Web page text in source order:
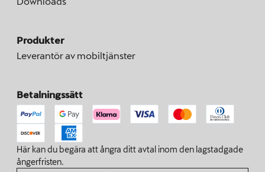
Produkter
Leverantör av mobiltjänster
Betalningssätt
Här kan du begära att ångra ditt avtal inom den lagstadgade
ångerfristen.